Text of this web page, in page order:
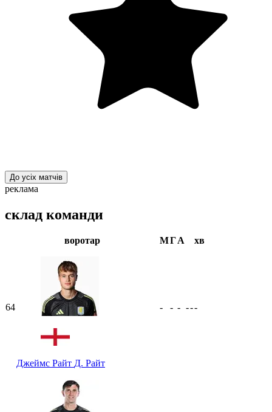
До усіх матчів
реклама
склад команди
воротар МГА хв
64
Джеймс Райт Д. Райт
- - - ---